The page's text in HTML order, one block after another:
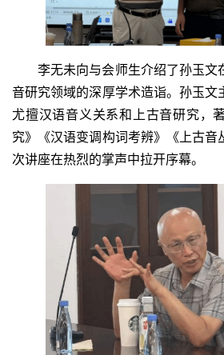
李无未向与会师生介绍了孙玉文
音研究领域的深厚学术造诣。孙玉文
尤擅汉语音义关系和上古音研究，
究》《汉语变调构词考辨》《上古音
次讲座在热烈的掌声中拉开序幕。